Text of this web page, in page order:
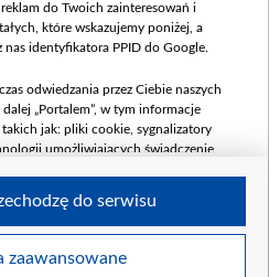
000 000,00 PLN
LUTY 2026 (wpłata
maja 180 mln, 8
000 000,00 PLN
do Twoich zainteresowań i
które wskazujemy poniżej, a
nas identyfikatora PPID do Google.
odwiedzania przez Ciebie naszych
„Portalem”, w tym informacje
jak: pliki cookie, sygnalizatory
umożliwiających świadczenie
odwiedzania przez Ciebie
zaawansowane
do serwisu